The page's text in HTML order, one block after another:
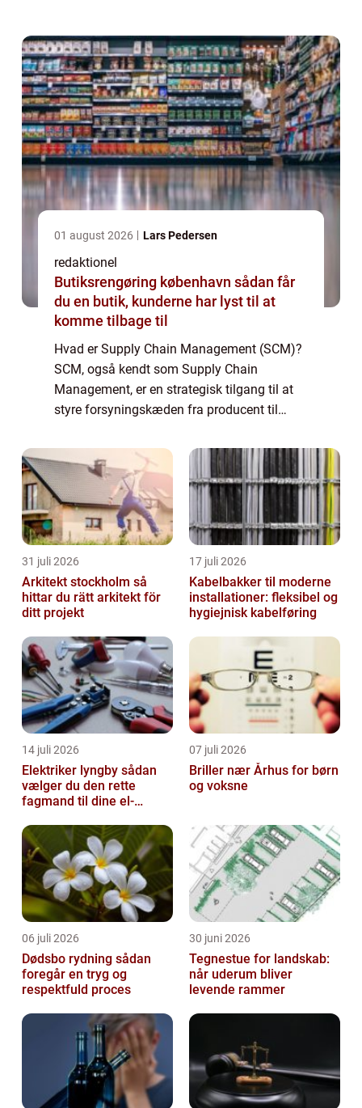
nødvendig...
01 august 2026 Lars Pedersen
redaktionel
Butiksrengøring københavn sådan får
du en butik, kunderne har lyst til at
komme tilbage til
Hvad er Supply Chain Management (SCM)?
SCM, også kendt som Supply Chain
Management, er en strategisk tilgang til at
styre forsyningskæden fra producent til
koordinering af alle aktiviteter, der er
nødvendig...
31 juli 2026
Arkitekt stockholm så
hittar du rätt arkitekt för
ditt projekt
17 juli 2026
Kabelbakker til moderne
installationer: fleksibel og
hygiejnisk kabelføring
14 juli 2026
Elektriker lyngby sådan
vælger du den rette
fagmand til dine el-
07 juli 2026
Briller nær Århus for børn
og voksne
06 juli 2026
Dødsbo rydning sådan
foregår en tryg og
respektfuld proces
30 juni 2026
Tegnestue for landskab:
når uderum bliver
levende rammer